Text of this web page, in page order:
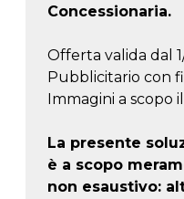
Concessionaria.
Offerta valida dal
Pubblicitario con
Immagini a scopo
La presente
è a scopo
non esaustivo: